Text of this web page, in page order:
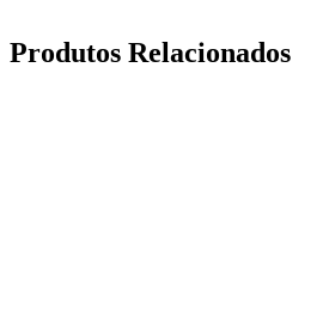
Produtos Relacionados